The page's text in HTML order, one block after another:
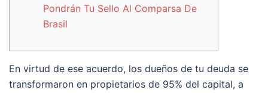
Pondrán Tu Sello Al Comparsa De
Brasil
En virtud de ese acuerdo, los dueños de tu deuda se
transformaron en propietarios de 95% del capital, a